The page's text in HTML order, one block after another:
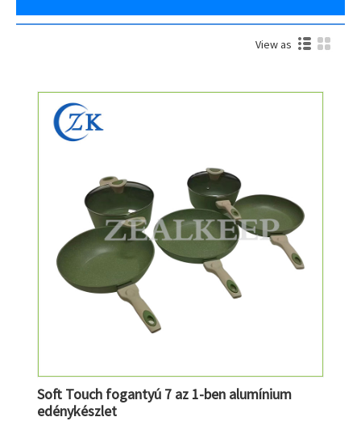
View as
Soft Touch fogantyú 7 az 1-ben alumínium
edénykészlet